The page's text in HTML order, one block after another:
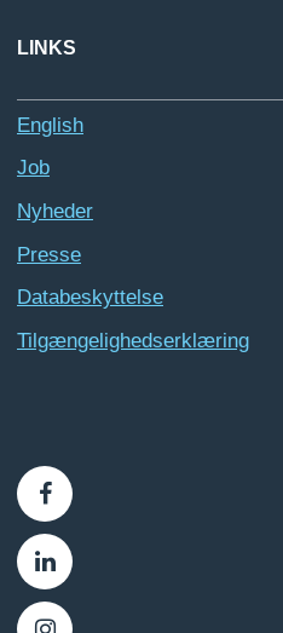
LINKS
English
Job
Nyheder
Presse
Databeskyttelse
Tilgængelighedserklæring